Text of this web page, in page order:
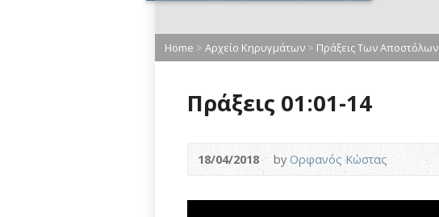
Home > Αρχείο Κηρυγμάτων > Πράξεις Των Αποστόλων
Πράξεις 01:01-14
18/04/2018 byΟρφανός Κώστας